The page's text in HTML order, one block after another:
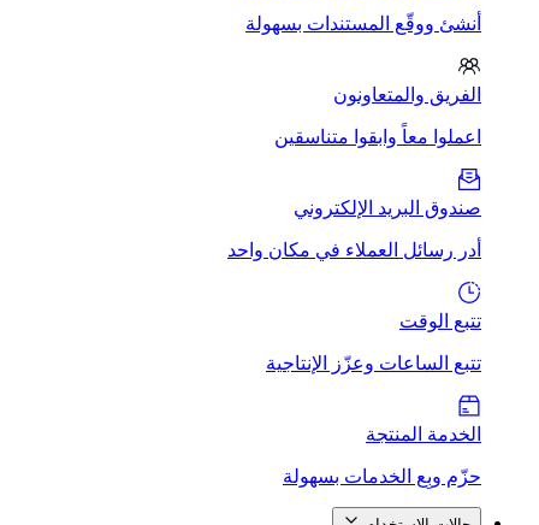
أنشئ ووقّع المستندات بسهولة
الفريق والمتعاونون
اعملوا معاً وابقوا متناسقين
صندوق البريد الإلكتروني
أدر رسائل العملاء في مكان واحد
تتبع الوقت
تتبع الساعات وعزّز الإنتاجية
الخدمة المنتجة
حزّم وبِع الخدمات بسهولة